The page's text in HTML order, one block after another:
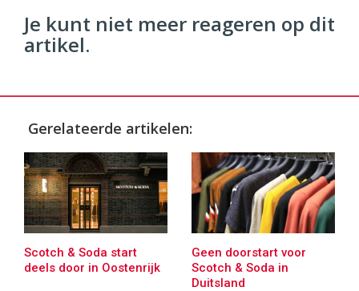
Je kunt niet meer reageren op dit
artikel.
Gerelateerde artikelen:
Scotch & Soda start
deels door in Oostenrijk
Geen doorstart voor
Scotch & Soda in
Duitsland